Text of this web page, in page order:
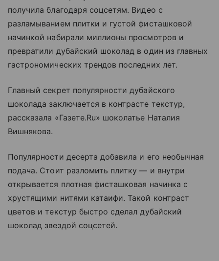
получила благодаря соцсетям. Видео с
разламыванием плитки и густой фисташковой
начинкой набирали миллионы просмотров и
превратили дубайский шоколад в один из главных
гастрономических трендов последних лет.
Главный секрет популярности дубайского
шоколада заключается в контрасте текстур,
рассказала «Газете.Ru» шоколатье Наталия
Вишнякова.
Популярности десерта добавила и его необычная
подача. Стоит разломить плитку — и внутри
открывается плотная фисташковая начинка с
хрустящими нитями катаифи. Такой контраст
цветов и текстур быстро сделал дубайский
шоколад звездой соцсетей.